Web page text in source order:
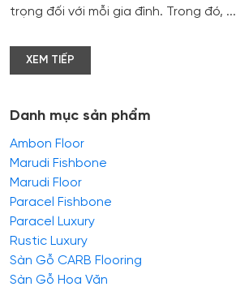
trọng đối với mỗi gia đình. Trong đó, ...
XEM TIẾP
Danh mục sản phẩm
Ambon Floor
Marudi Fishbone
Marudi Floor
Paracel Fishbone
Paracel Luxury
Rustic Luxury
Sàn Gỗ CARB Flooring
Sàn Gỗ Hoa Văn